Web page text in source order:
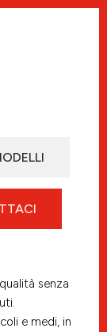
senza
e medi, in